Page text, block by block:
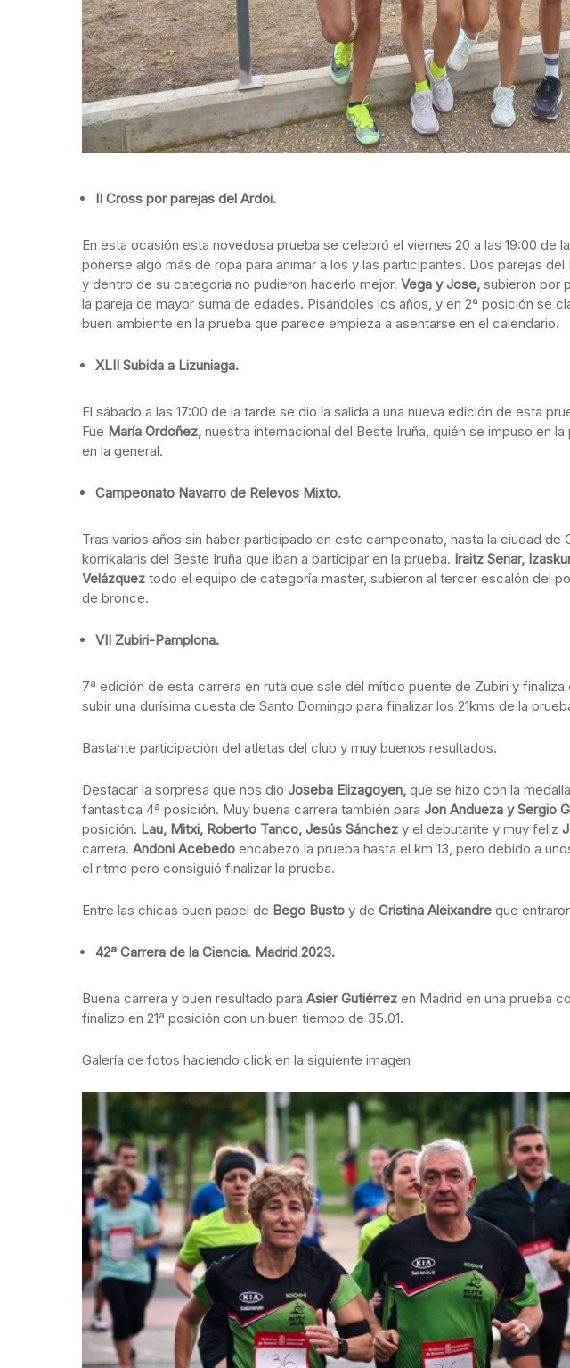
II Cross por parejas del Ardoi.
En esta ocasión esta novedosa prueba se celebró el viernes 20 a las 19:00 de
ponerse algo más de ropa para animar a los y las participantes. Dos parejas
y dentro de su categoría no pudieron hacerlo mejor. Vega y Jose, subieron por
la pareja de mayor suma de edades. Pisándoles los años, y en 2ª posición se
buen ambiente en la prueba que parece empieza a asentarse en el calendario.
XLII Subida a Lizuniaga.
El sábado a las 17:00 de la tarde se dio la salida a una nueva edición de esta
Fue María Ordoñez, nuestra internacional del Beste Iruña, quién se impuso en
en la general.
Campeonato Navarro de Relevos Mixto.
Tras varios años sin haber participado en este campeonato, hasta la ciudad de
korrikalaris del Beste Iruña que iban a participar en la prueba. Iraitz Senar,
Velázquez todo el equipo de categoría master, subieron al tercer escalón del
de bronce.
VII Zubiri-Pamplona.
7ª edición de esta carrera en ruta que sale del mítico puente de Zubiri y finaliza
subir una durísima cuesta de Santo Domingo para finalizar los 21kms de la
Bastante participación del atletas del club y muy buenos resultados.
Destacar la sorpresa que nos dio Joseba Elizagoyen, que se hizo con la
fantástica 4ª posición. Muy buena carrera también para Jon Andueza y Sergio
posición. Lau, Mitxi, Roberto Tanco, Jesús Sánchez y el debutante y muy feliz
carrera. Andoni Acebedo encabezó la prueba hasta el km 13, pero debido a
el ritmo pero consiguió finalizar la prueba.
Entre las chicas buen papel de Bego Busto y de Cristina Aleixandre que
42ª Carrera de la Ciencia. Madrid 2023.
Buena carrera y buen resultado para Asier Gutiérrez en Madrid en una prueba
finalizo en 21ª posición con un buen tiempo de 35.01.
Galería de fotos haciendo click en la siguiente imagen